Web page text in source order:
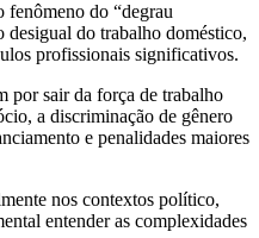
fenômeno do “degrau
desigual do trabalho doméstico,
profissionais significativos.
por sair da força de trabalho
a discriminação de gênero
e penalidades maiores
nos contextos político,
entender as complexidades